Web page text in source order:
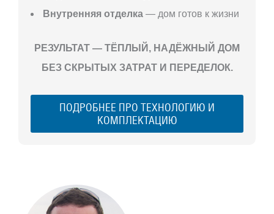
Внутренняя отделка — дом готов к жизни
РЕЗУЛЬТАТ — ТЁПЛЫЙ, НАДЁЖНЫЙ ДОМ
БЕЗ СКРЫТЫХ ЗАТРАТ И ПЕРЕДЕЛОК.
ПОДРОБНЕЕ ПРО ТЕХНОЛОГИЮ И
КОМПЛЕКТАЦИЮ